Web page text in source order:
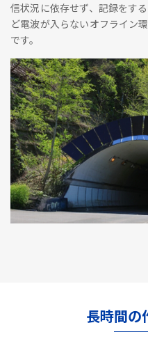
信状況に依存せず、記録をす
ど電波が入らないオフライン
です。
長時間の